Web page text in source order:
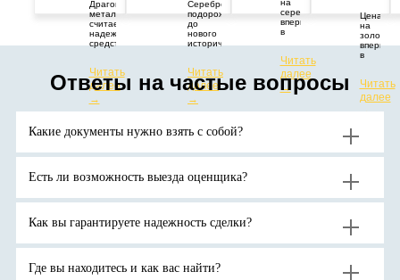
Драгоценный
металл
считается
надежным
средством
от
геополитических
и
экономических
потрясений.
ожидают
продолжения
роста
золото
новых
Читать
далее
→
Серебро
подорожало
до
нового
исторического
растут
из-за
дефицита
поставок
и
спроса
активы-
фоне
неопределенности.
Читать
далее
→
на
серебро
впервые
в
67
долларов
за
тройскую
Читать
далее
→
Цена
на
золото
впервые
в
отметку
в
4400
Читать
далее
→
Ответы на частые вопросы
Какие документы нужно взять с собой?
Есть ли возможность выезда оценщика?
Как вы гарантируете надежность сделки?
Где вы находитесь и как вас найти?